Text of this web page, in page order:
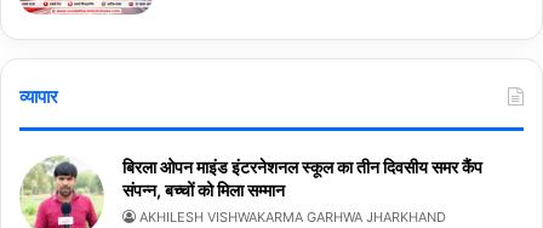
व्यापार
बिरला ओपन माइंड इंटरनेशनल स्कूल का तीन दिवसीय समर कैंप
संपन्न, बच्चों को मिला सम्मान
AKHILESH VISHWAKARMA GARHWA JHARKHAND